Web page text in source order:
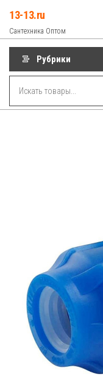
содержимому
13-13.ru
Сантехника Оптом
Рубрики